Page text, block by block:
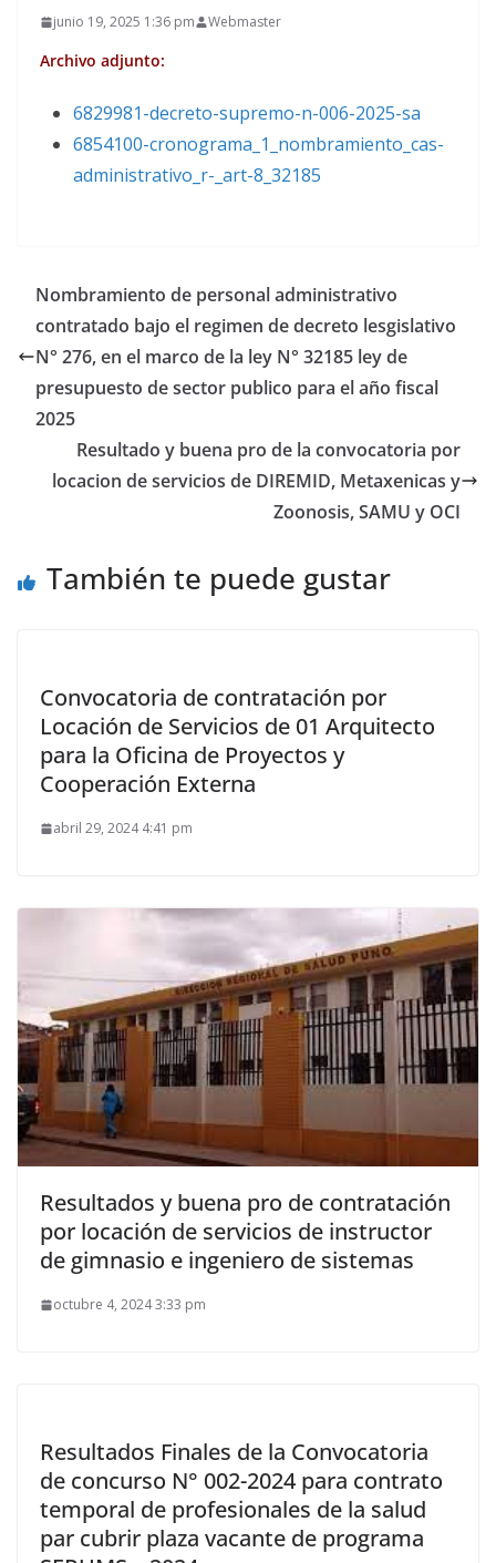
junio 19, 2025 1:36 pm Webmaster
Archivo adjunto:
6829981-decreto-supremo-n-006-2025-sa
6854100-cronograma_1_nombramiento_cas-
administrativo_r-_art-8_32185
Nombramiento de personal administrativo
contratado bajo el regimen de decreto lesgislativo
N° 276, en el marco de la ley N° 32185 ley de
presupuesto de sector publico para el año fiscal
2025
Resultado y buena pro de la convocatoria por
locacion de servicios de DIREMID, Metaxenicas y
Zoonosis, SAMU y OCI
También te puede gustar
Convocatoria de contratación por
Locación de Servicios de 01 Arquitecto
para la Oficina de Proyectos y
Cooperación Externa
abril 29, 2024 4:41 pm
Resultados y buena pro de contratación
por locación de servicios de instructor
de gimnasio e ingeniero de sistemas
octubre 4, 2024 3:33 pm
Resultados Finales de la Convocatoria
de concurso N° 002-2024 para contrato
temporal de profesionales de la salud
par cubrir plaza vacante de programa